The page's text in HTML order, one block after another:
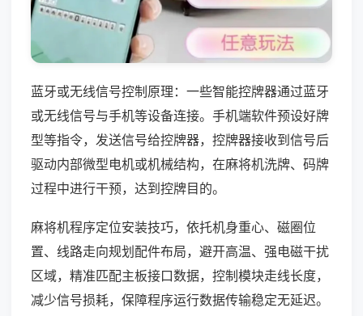
蓝牙或无线信号控制原理：一些智能控牌器通过蓝牙
或无线信号与手机等设备连接。手机端软件预设好牌
型等指令，发送信号给控牌器，控牌器接收到信号后
驱动内部微型电机或机械结构，在麻将机洗牌、码牌
过程中进行干预，达到控牌目的。
麻将机程序定位安装技巧，依托机身重心、磁圈位
置、线路走向规划配件布局，避开高温、强电磁干扰
区域，精准匹配主板接口数据，控制模块走线长度，
减少信号损耗，保障程序运行数据传输稳定无延迟。